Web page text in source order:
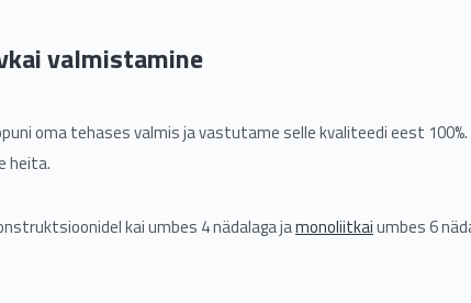
valmistamine
oma tehases valmis ja vastutame selle kvaliteedi eest
heita.
kai umbes 4 nädalaga jamonoliitkaiumbes 6